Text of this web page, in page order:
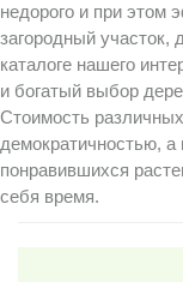
недорого и при этом
загородный участок,
каталоге нашего
и богатый выбор
Стоимость
демократичностью, а
понравившихся
себя время.